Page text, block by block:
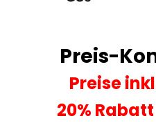
Preis-
Preise
20% Rabatt